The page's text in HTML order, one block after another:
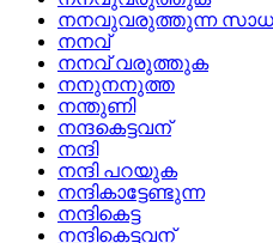
നനവുവരുത്തുന്ന
നനവ്
നനവ്‌ വരുത്തുക
നനുനനുത്ത
നന്തുണി
നന്ദകെട്ടവന്
നന്ദി
നന്ദി പറയുക
നന്ദികാട്ടേണ്ടുന്ന
നന്ദികെട്ട
നന്ദികെട്ടവന്